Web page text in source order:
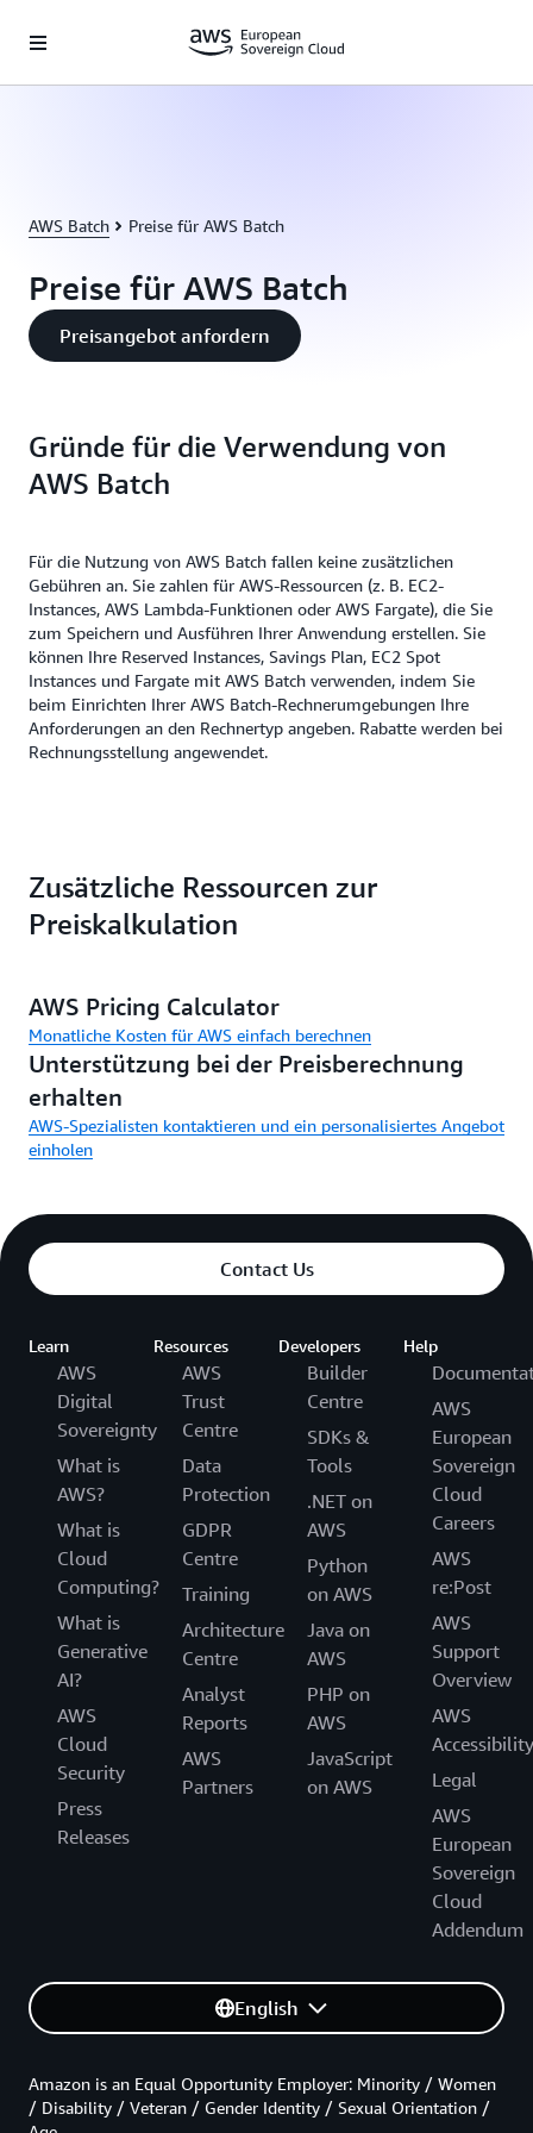
AWS Batch Preise für AWS Batch
Preise für AWS Batch
Preisangebot anfordern
Gründe für die Verwendung von
AWS Batch
Für die Nutzung von AWS Batch fallen keine zusätzlichen
Gebühren an. Sie zahlen für AWS-Ressourcen (z. B. EC2-
Instances, AWS Lambda-Funktionen oder AWS Fargate), die Sie
zum Speichern und Ausführen Ihrer Anwendung erstellen. Sie
können Ihre Reserved Instances, Savings Plan, EC2 Spot
Instances und Fargate mit AWS Batch verwenden, indem Sie
beim Einrichten Ihrer AWS Batch-Rechnerumgebungen Ihre
Anforderungen an den Rechnertyp angeben. Rabatte werden bei
Rechnungsstellung angewendet.
Zusätzliche Ressourcen zur
Preiskalkulation
AWS Pricing Calculator
Monatliche Kosten für AWS einfach berechnen
Unterstützung bei der Preisberechnung
erhalten
AWS-Spezialisten kontaktieren und ein personalisiertes Angebot
einholen
Contact Us
Learn
AWS
Digital
Sovereignty
What is
AWS?
What is
Cloud
Computing?
What is
Generative
AI?
AWS
Cloud
Security
Press
Releases
Resources
AWS
Trust
Centre
Data
Protection
GDPR
Centre
Training
Architecture
Centre
Analyst
Reports
AWS
Partners
Developers
Builder
Centre
SDKs &
Tools
.NET on
AWS
Python
on AWS
Java on
AWS
PHP on
AWS
JavaScript
on AWS
Help
AWS
European
Sovereign
Cloud
Careers
AWS
re:Post
AWS
Support
Overview
AWS
Accessibility
Legal
AWS
European
Sovereign
Cloud
Addendum
English
Amazon is an Equal Opportunity Employer: Minority / Women
/ Disability / Veteran / Gender Identity / Sexual Orientation /